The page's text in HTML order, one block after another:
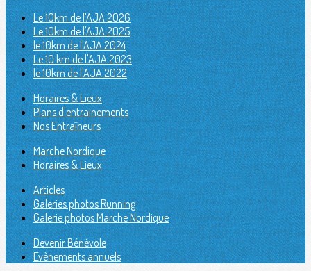
Le 10km de l'AJA 2026
Le 10km de l'AJA 2025
le 10km de l'AJA 2024
Le 10 km de l'AJA 2023
le 10km de l'AJA 2022
Horaires & Lieux
Plans d'entrainements
Nos Entraîneurs
Marche Nordique
Horaires & Lieux
Articles
Galeries photos Running
Galerie photos Marche Nordique
Devenir Bénévole
Evènements annuels